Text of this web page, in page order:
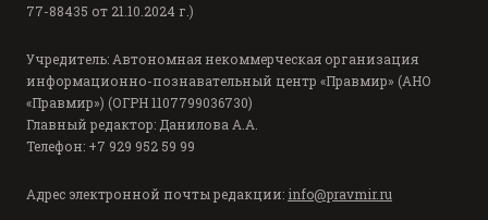
77-88435 от 21.10.2024 г.)
Учредитель: Автономная некоммерческая организация
информационно-познавательный центр «Правмир» (АНО
«Правмир») (ОГРН 1107799036730)
Главный редактор: Данилова А.А.
Телефон: +7 929 952 59 99
Адрес электронной почты редакции: info@pravmir.ru